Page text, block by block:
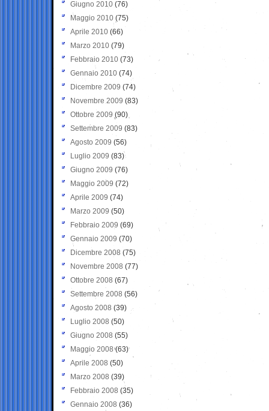
Giugno 2010 (76)
Maggio 2010 (75)
Aprile 2010 (66)
Marzo 2010 (79)
Febbraio 2010 (73)
Gennaio 2010 (74)
Dicembre 2009 (74)
Novembre 2009 (83)
Ottobre 2009 (90)
Settembre 2009 (83)
Agosto 2009 (56)
Luglio 2009 (83)
Giugno 2009 (76)
Maggio 2009 (72)
Aprile 2009 (74)
Marzo 2009 (50)
Febbraio 2009 (69)
Gennaio 2009 (70)
Dicembre 2008 (75)
Novembre 2008 (77)
Ottobre 2008 (67)
Settembre 2008 (56)
Agosto 2008 (39)
Luglio 2008 (50)
Giugno 2008 (55)
Maggio 2008(63)
Aprile 2008 (50)
Marzo 2008 (39)
Febbraio 2008 (35)
Gennaio 2008 (36)